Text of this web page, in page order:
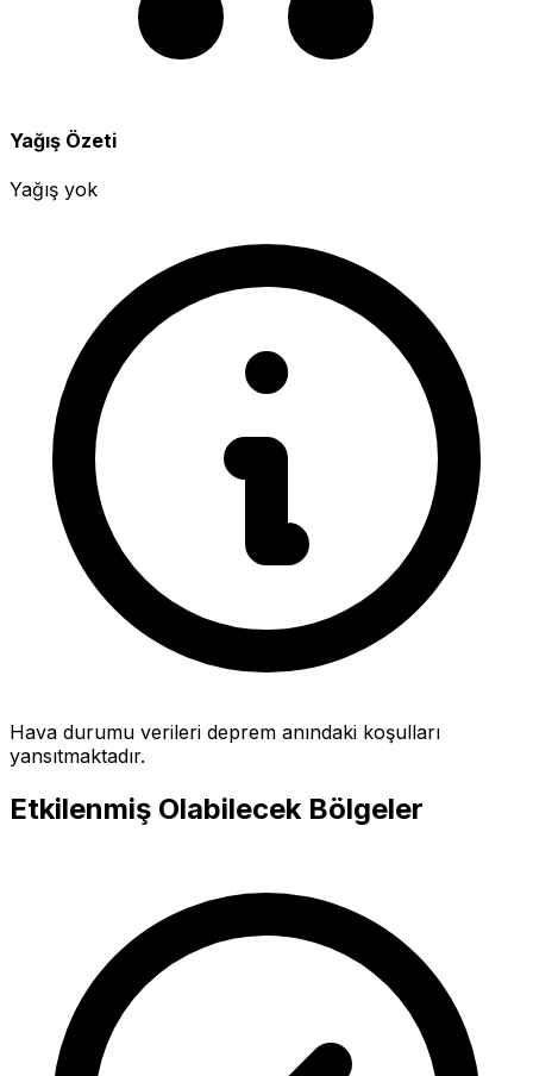
Yağış Özeti
Yağış yok
Hava durumu verileri deprem anındaki koşulları
yansıtmaktadır.
Etkilenmiş Olabilecek Bölgeler